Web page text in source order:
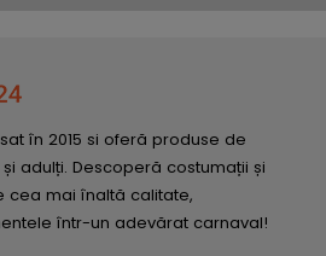
în 2015 si oferă produse de
adulți. Descoperă costumații și
cea mai înaltă calitate,
într-un adevărat carnaval!